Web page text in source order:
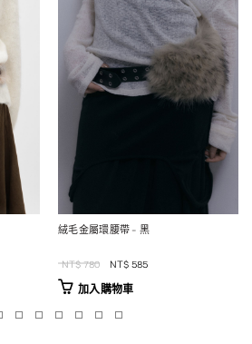
絨毛金屬環腰帶 – 黑
NT$ 780
Original
price
was:
NT$780.
NT$ 585Current
加入購物車